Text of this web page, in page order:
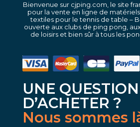
Bienvenue sur cjping.com, le site
pour la vente en ligne de
textiles pour le tennis de table –
ouverte aux clubs de ping pong,
de loisirs et bien sûr à tous les
UNE
D’ACHETER ?
Nous sommes